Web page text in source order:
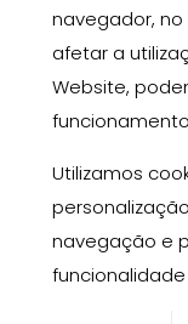
navegador,
afetar a
Website,
Utilizamos
navegação e